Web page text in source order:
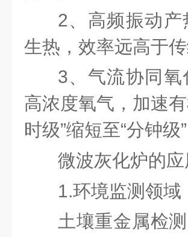
2、高频振动
生热，效率远高于
3、气流协同
高浓度氧气，加速
时级”缩短至“分钟级”
微波灰化炉的应
1.环境监测领域
土壤重金属检